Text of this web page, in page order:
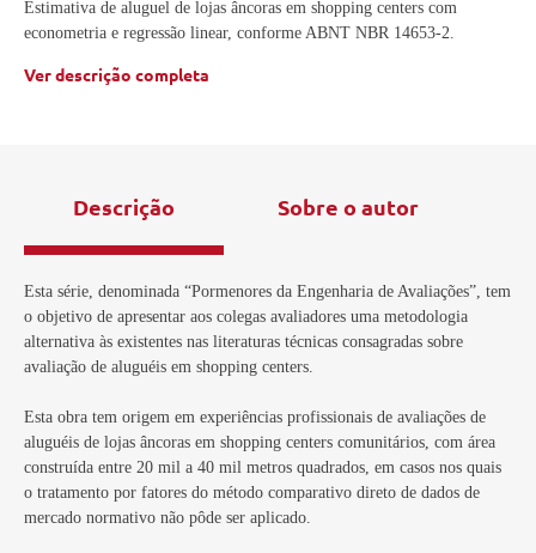
Estimativa de aluguel de lojas âncoras em shopping centers com
econometria e regressão linear, conforme ABNT NBR 14653-2.
Ver descrição completa
Descrição Sobre o autor
Esta série, denominada “Pormenores da Engenharia de Avaliações”, tem
o objetivo de apresentar aos colegas avaliadores uma metodologia
alternativa às existentes nas literaturas técnicas consagradas sobre
avaliação de aluguéis em shopping centers.
Esta obra tem origem em experiências profissionais de avaliações de
aluguéis de lojas âncoras em shopping centers comunitários, com área
construída entre 20 mil a 40 mil metros quadrados, em casos nos quais
o tratamento por fatores do método comparativo direto de dados de
mercado normativo não pôde ser aplicado.